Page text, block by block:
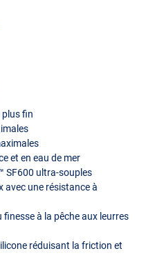
plus fin
et en eau de mer
SF600 ultra-souples
avec une résistance à
à la pêche aux leurres
réduisant la friction et